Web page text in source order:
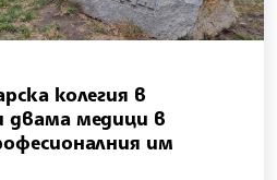
колегия в
двама медици в
им